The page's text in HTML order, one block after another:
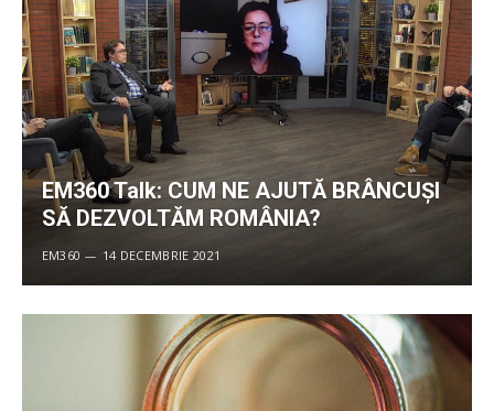
EM360 Talk: CUM NE AJUTĂ BRÂNCUȘI
SĂ DEZVOLTĂM ROMÂNIA?
EM360 14 DECEMBRIE 2021